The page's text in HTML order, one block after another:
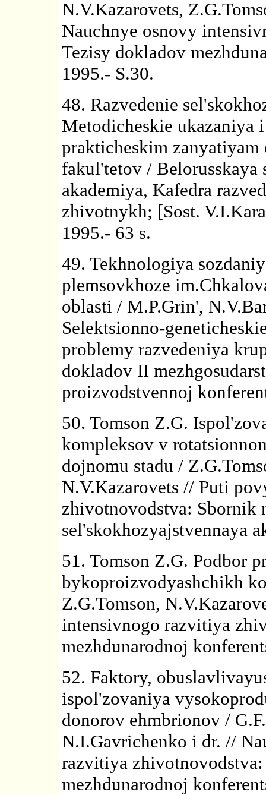
N.V.Kazarovets,
Nauchnye osnovy
Tezisy dokladov
1995.- S.30.
48. Razvedenie
Metodicheskie ukazaniya
prakticheskim
fakul'tetov / Belorusskaya
akademiya, Kafedra
zhivotnykh; [Sost.
1995.- 63 s.
49. Tekhnologiya
plemsovkhoze
oblasti / M.P.Grin',
Selektsionno-
problemy razvedeniya
dokladov II
proizvodstvennoj
50. Tomson Z.G.
kompleksov v
dojnomu stadu /
N.V.Kazarovets // Puti
zhivotnovodstva: Sbornik
sel'skokhozyajstvennaya
51. Tomson Z.G. Podbor
bykoproizvodyashchikh
Z.G.Tomson,
intensivnogo razvitiya
mezhdunarodnoj
52. Faktory,
ispol'zovaniya
donorov ehmbrionov /
N.I.Gavrichenko i dr. //
razvitiya
mezhdunarodnoj